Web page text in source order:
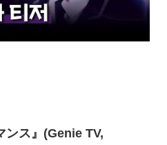
ンス』(Genie TV,